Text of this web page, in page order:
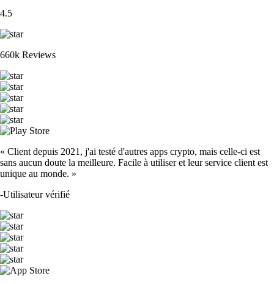
4.5
660k Reviews
« Client depuis 2021, j'ai testé d'autres apps crypto, mais celle-ci est
sans aucun doute la meilleure. Facile à utiliser et leur service client est
unique au monde. »
-Utilisateur vérifié